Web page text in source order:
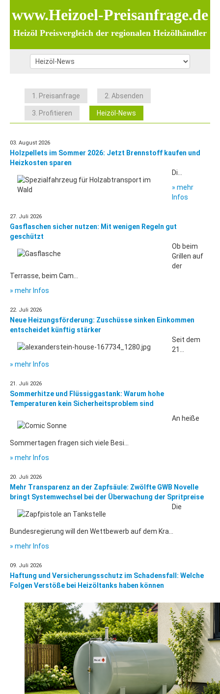
www.Heizoel-Preisanfrage.de
Heizöl Preisvergleich der regionalen Heizölhändler
1. Preisanfrage 2. Absenden
3. Profitieren Heizöl-News
03. August 2026
Holzpellets im Sommer 2026: Jetzt Brennstoff kaufen und
Heizkosten sparen
Di...
» mehr
Infos
27. Juli 2026
Gasflaschen sicher nutzen: Mit wenigen Regeln gut
geschützt
Ob beim
Grillen auf
der
Terrasse, beim Cam...
» mehr Infos
22. Juli 2026
Neue Heizungsförderung: Zuschüsse sinken Einkommen
entscheidet künftig stärker
Seit dem
21...
» mehr Infos
21. Juli 2026
Sommerhitze und Flüssiggastank: Warum hohe
Temperaturen kein Sicherheitsproblem sind
An heiße
Sommertagen fragen sich viele Besi...
» mehr Infos
20. Juli 2026
Mehr Transparenz an der Zapfsäule: Zwölfte GWB Novelle
bringt Systemwechsel bei der Überwachung der Spritpreise
Die
Bundesregierung will den Wettbewerb auf dem Kra...
» mehr Infos
09. Juli 2026
Haftung und Versicherungsschutz im Schadensfall: Welche
Folgen Verstöße bei Heizöltanks haben können